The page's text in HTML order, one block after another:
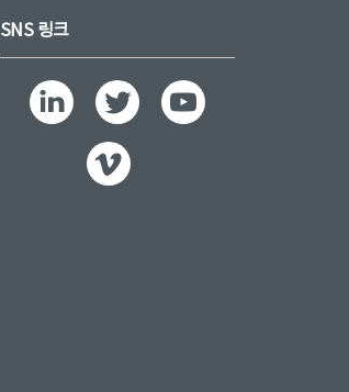
SNS 링크